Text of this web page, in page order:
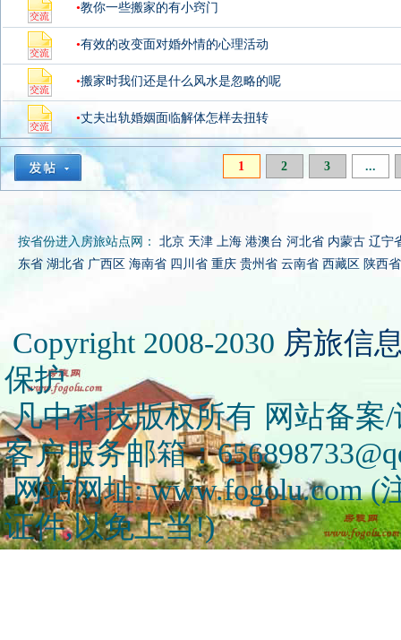
•教你一些搬家的有小窍门
•有效的改变面对婚外情的心理活动
•搬家时我们还是什么风水是忽略的呢
•丈夫出轨婚姻面临解体怎样去扭转
1 2 3 ...
按省份进入房旅站点网： 北京 天津 上海 港澳台 河北省 内蒙古 辽宁
东省 湖北省 广西区 海南省 四川省 重庆 贵州省 云南省 西藏区 陕西省
Copyright 2008-2030 房旅信
保护
凡中科技版权所有 网站备案/
客户服务邮箱：
网站网址: www.fogolu.com (
证件,以免上当!)